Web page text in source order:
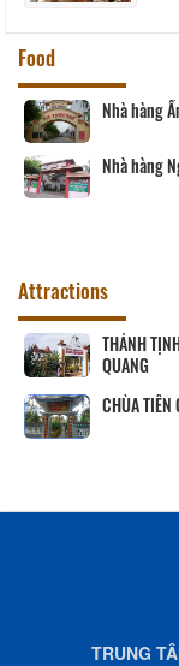
Food
Nhà hàng
Nhà hàng
Attractions
THÁNH
QUANG
CHÙA TIÊN
TRUNG